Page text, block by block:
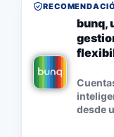
bunq,
desde